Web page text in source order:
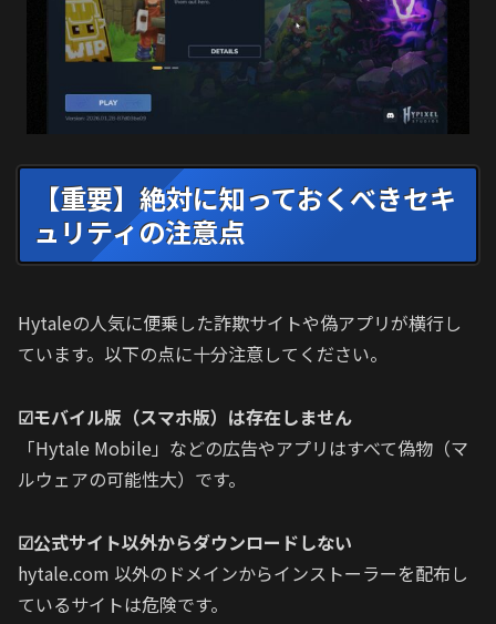
【重要】絶対に知っておくべきセキ
ュリティの注意点
Hytaleの人気に便乗した詐欺サイトや偽アプリが横行し
ています。以下の点に十分注意してください。
☑モバイル版（スマホ版）は存在しません
「Hytale Mobile」などの広告やアプリはすべて偽物（マ
ルウェアの可能性大）です。
☑公式サイト以外からダウンロードしない
hytale.com 以外のドメインからインストーラーを配布し
ているサイトは危険です。